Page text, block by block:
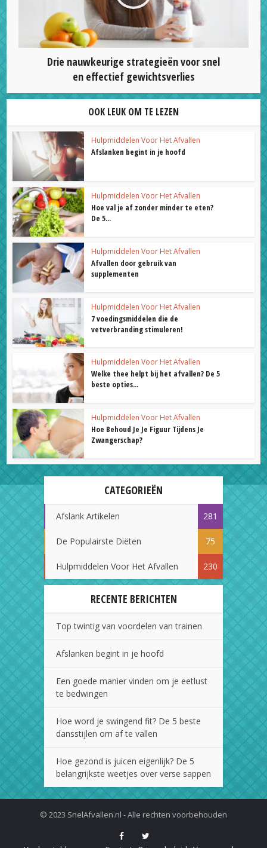
Drie nauwkeurige strategieën voor snel
en effectief gewichtsverlies
OOK LEUK OM TE LEZEN
Hulpmiddelen Voor Het Afvallen
Afslanken begint in je hoofd
Hulpmiddelen Voor Het Afvallen
Hoe val je af zonder minder te eten?
De 5...
Hulpmiddelen Voor Het Afvallen
Afvallen door gebruik van
supplementen
Hulpmiddelen Voor Het Afvallen
7 voedingsmiddelen die de
vetverbranding stimuleren!
Hulpmiddelen Voor Het Afvallen
Welke thee helpt bij het afvallen? De 5
beste opties...
Hulpmiddelen Voor Het Afvallen
Hoe Behoud Je Je Figuur Tijdens Je
Zwangerschap?
CATEGORIEËN
Afslank Artikelen 281
De Populairste Diëten 75
Hulpmiddelen Voor Het Afvallen 230
RECENTE BERICHTEN
Top twintig van voordelen van trainen
Afslanken begint in je hoofd
Een goede manier vinden om je eetlust
te bedwingen
Hoe word je swingend fit? De 5 beste
dansstijlen om af te vallen
Hoe gezond is juicen eigenlijk? De 5
belangrijkste weetjes over verse sappen
© 2023 SnelAfvallen.nl - Alle rechten voorbehouden